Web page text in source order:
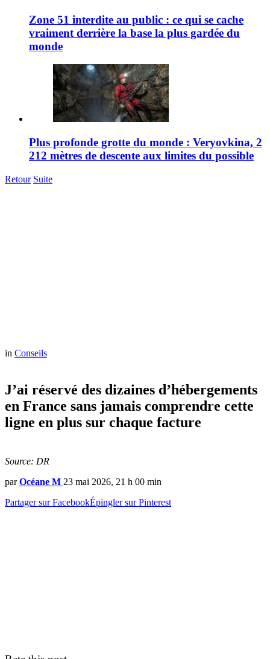
Zone 51 interdite au public : ce qui se cache
vraiment derrière la base la plus gardée du
monde
Plus profonde grotte du monde : Veryovkina, 2
212 mètres de descente aux limites du possible
Retour Suite
in Conseils
J’ai réservé des dizaines d’hébergements
en France sans jamais comprendre cette
ligne en plus sur chaque facture
Source: DR
par Océane M 23 mai 2026, 21 h 00 min
Partager sur FacebookÉpingler sur Pinterest